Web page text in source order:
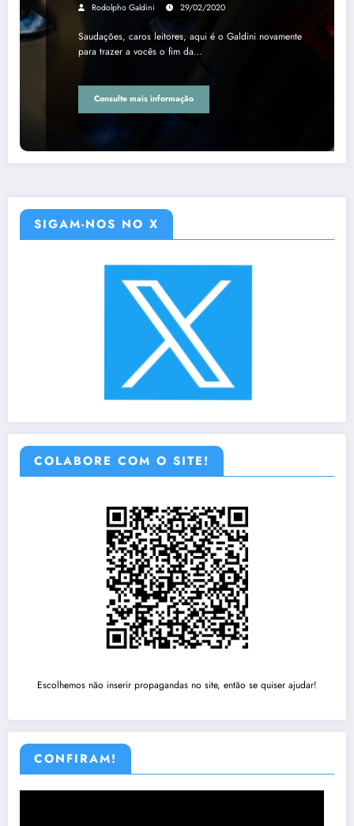
Rodolpho Galdini 29/02/2020
Saudações, caros leitores, aqui é o Galdini novamente
para trazer a vocês o fim da…
Consulte mais informação
SIGAM-NOS NO X
COLABORE COM O SITE!
Escolhemos não inserir propagandas no site, então se quiser ajudar!
CONFIRAM!